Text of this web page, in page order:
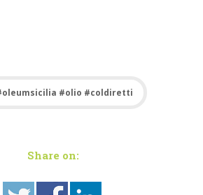
#olio #coldiretti
Share on: